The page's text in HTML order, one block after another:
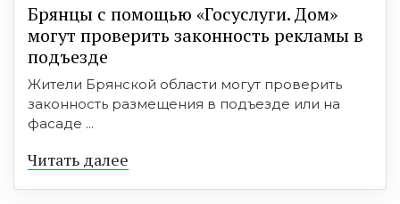
Брянцы с помощью «Госуслуги. Дом»
могут проверить законность рекламы в
подъезде
Жители Брянской области могут проверить
законность размещения в подъезде или на
фасаде ...
Читать далее